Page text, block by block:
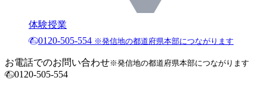
体験授業
0120-505-554 ※発信地の都道府県本部につながります
お電話でのお問い合わせ※発信地の都道府県本部につながります
0120-505-554